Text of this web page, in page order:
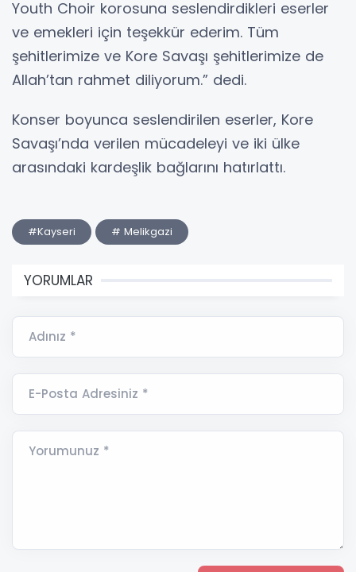
Youth Choir korosuna seslendirdikleri eserler
ve emekleri için teşekkür ederim. Tüm
şehitlerimize ve Kore Savaşı şehitlerimize de
Allah’tan rahmet diliyorum.” dedi.
Konser boyunca seslendirilen eserler, Kore
Savaşı’nda verilen mücadeleyi ve iki ülke
arasındaki kardeşlik bağlarını hatırlattı.
#Kayseri # Melikgazi
YORUMLAR
Adınız *
E-Posta Adresiniz *
Yorumunuz *